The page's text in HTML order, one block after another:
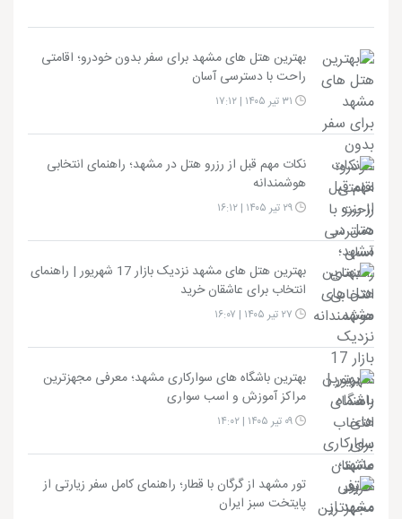
بهترین هتل های مشهد برای سفر بدون خودرو؛ اقامتی
راحت با دسترسی آسان
نکات مهم قبل از رزرو هتل در مشهد؛ راهنمای انتخابی
هوشمندانه
بهترین هتل های مشهد نزدیک بازار 17 شهریور | راهنمای
انتخاب برای عاشقان خرید
بهترین باشگاه های سوارکاری مشهد؛ معرفی مجهزترین
مراکز آموزش و اسب سواری
تور مشهد از گرگان با قطار؛ راهنمای کامل سفر زیارتی از
پایتخت سبز ایران